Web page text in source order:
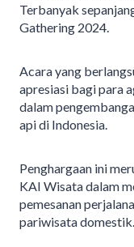
Terbanyak
Gathering 2024.
Acara yang
apresiasi bagi para
dalam
api di Indonesia.
Penghargaan ini
KAI Wisata dalam
pemesanan
pariwisata domestik.